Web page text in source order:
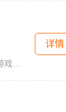
古老而经典的传奇游戏一直以其独特的魅力吸引着无数玩家，在无数个夜晚中燃起了激情与回忆。而今天，我们迎来了一个全新的时代：《决战玛法复古版》。它将再次带领玩家踏上传
详情